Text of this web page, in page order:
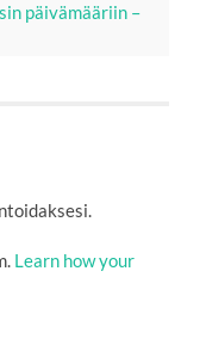
päivämääriin –
Learn how your